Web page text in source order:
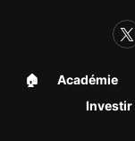
🏠︎ Académie
Investir